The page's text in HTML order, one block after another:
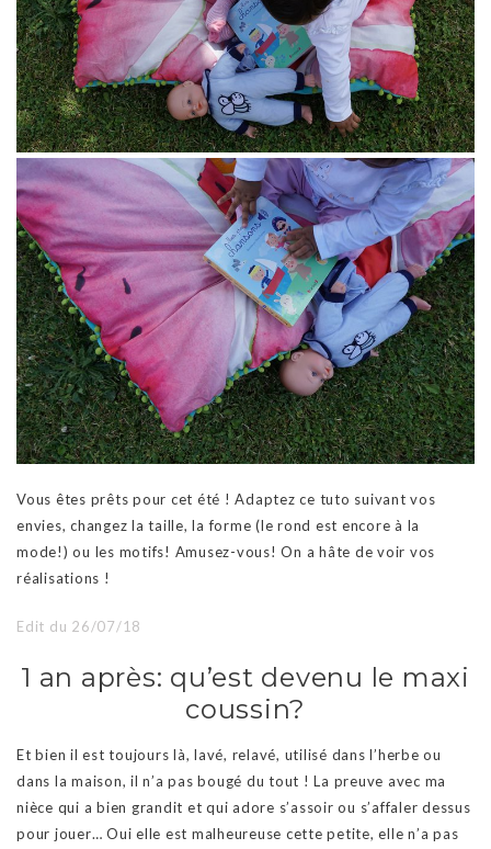
Vous êtes prêts pour cet été ! Adaptez ce tuto suivant vos
envies, changez la taille, la forme (le rond est encore à la
mode!) ou les motifs! Amusez-vous! On a hâte de voir vos
réalisations !
Edit du 26/07/18
1 an après: qu’est devenu le maxi
coussin?
Et bien il est toujours là, lavé, relavé, utilisé dans l’herbe ou
dans la maison, il n’a pas bougé du tout ! La preuve avec ma
nièce qui a bien grandit et qui adore s’assoir ou s’affaler dessus
pour jouer… Oui elle est malheureuse cette petite, elle n’a pas